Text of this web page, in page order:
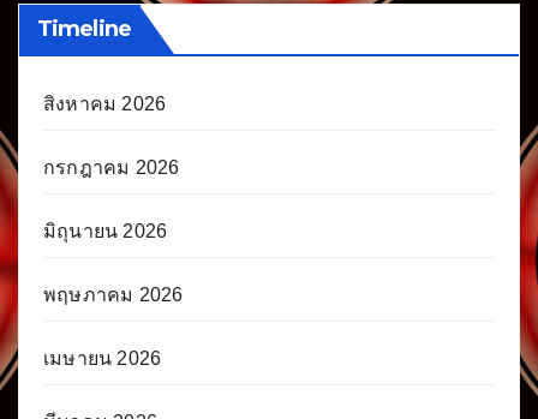
Timeline
สิงหาคม 2026
กรกฎาคม 2026
มิถุนายน 2026
พฤษภาคม 2026
เมษายน 2026